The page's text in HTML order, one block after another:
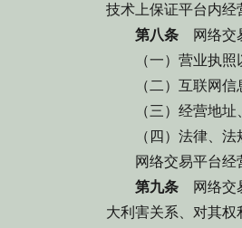
技术上保证平台内经
第八条 网络交
（一）营业执照
（二）互联网信
（三）经营地址、
（四）法律、法规
网络交易平台经营
第九条 网络交
大利害关系、对其